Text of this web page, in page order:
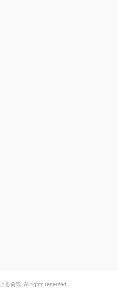
る勇気. All rights reserved.